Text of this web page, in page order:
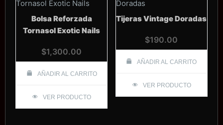
Bolsa Reforzada
Tornasol Exotic Nails
$1,300.00
AÑADIR AL CARRITO
VER PRODUCTO
Tijeras Vintage Doradas
$190.00
AÑADIR AL CARRITO
VER PRODUCTO